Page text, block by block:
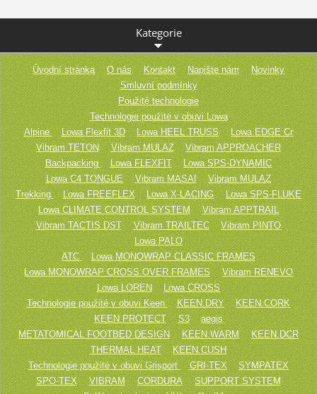
Kategorie
Úvodní stránka O nás Kontakt Napište nám
Novinky
Smluvní podmínky
Použité technologie
Technologie použité v obuvi Lowa
Alpine
Lowa Flexfit 3D Lowa HEEL TRUSS
Lowa EDGE Cr
Vibram TETON
Vibram MULAZ
Vibram APPROACHER
Backpacking
Lowa FLEXFIT
Lowa SPS-DYNAMIC
Lowa C4 TONGUE
Vibram MASAI
Vibram MULAZ
Trekking
Lowa FREEFLEX Lowa X-LACING
Lowa SPS-FLUKE
Lowa CLIMATE CONTROL SYSTEM
Vibram APPTRAIL
Vibram TACTIS DST
Vibram TRAILTEC
Vibram PINTO
Lowa PALO
ATC
Lowa MONOWRAP CLASSIC FRAMES
Lowa MONOWRAP CROSS OVER FRAMES
Vibram RENEVO
Lowa LOREN
Lowa CROSS
Technologie použité v obuvi Keen
KEEN.DRY
KEEN.CORK
KEEN.PROTECT
S3
aegis
METATOMICAL FOOTBED DESIGN
KEEN.WARM
KEEN.DCR
THERMAL HEAT
KEEN.CUSH
Technologie použité v obuvi Grisport
GRI-TEX
SYMPATEX
SPO-TEX
VIBRAM CORDURA
SUPPORT SYSTEM